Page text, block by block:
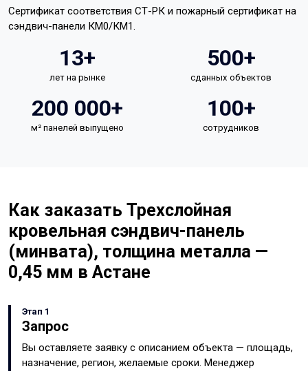
Сертификат соответствия СТ-РК и пожарный сертификат на
сэндвич-панели КМ0/КМ1.
13+
лет на рынке
500+
сданных объектов
200 000+
м² панелей выпущено
100+
сотрудников
Как заказать Трехслойная
кровельная сэндвич-панель
(минвата), толщина металла —
0,45 мм в Астане
Этап 1
Запрос
Вы оставляете заявку с описанием объекта — площадь,
назначение, регион, желаемые сроки. Менеджер